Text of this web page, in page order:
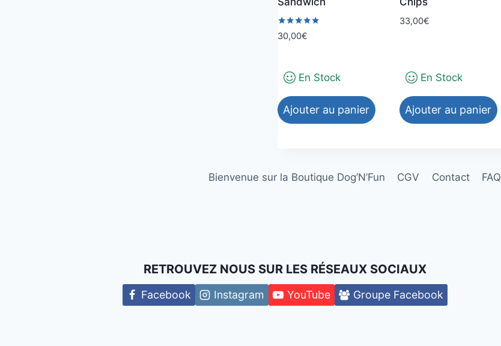
Note
5.00
30,00€
En Stock
Ajouter au panier
33,00€
En Stock
Ajouter au panier
Bienvenue sur la Boutique Dog’N’Fun CGV Contact FAQ
RETROUVEZ NOUS SUR LES RÉSEAUX SOCIAUX
Facebook Instagram YouTube Groupe Facebook